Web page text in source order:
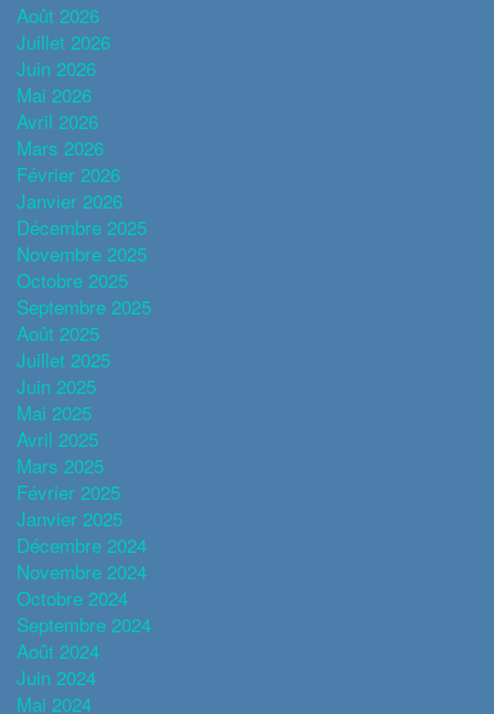
Août 2026
Juillet 2026
Juin 2026
Mai 2026
Avril 2026
Mars 2026
Février 2026
Janvier 2026
Décembre 2025
Novembre 2025
Octobre 2025
Septembre 2025
Août 2025
Juillet 2025
Juin 2025
Mai 2025
Avril 2025
Mars 2025
Février 2025
Janvier 2025
Décembre 2024
Novembre 2024
Octobre 2024
Septembre 2024
Août 2024
Juin 2024
Mai 2024